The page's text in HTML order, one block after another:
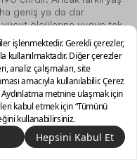
Karşılaştır
geniş ya da dar
ölçülerine uygun tek
oluşturur.
sunar?
ihtiyaç duyulduğunda
muhafaza edilebildiği için
Güne zinde bir
kalitesiyle buluşturan